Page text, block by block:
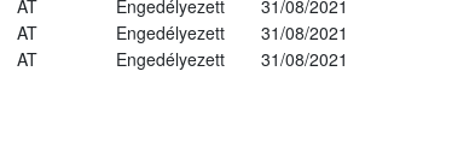
AT Engedélyezett
31/08/2021
AT Engedélyezett
31/08/2021
AT Engedélyezett 31/08/2021